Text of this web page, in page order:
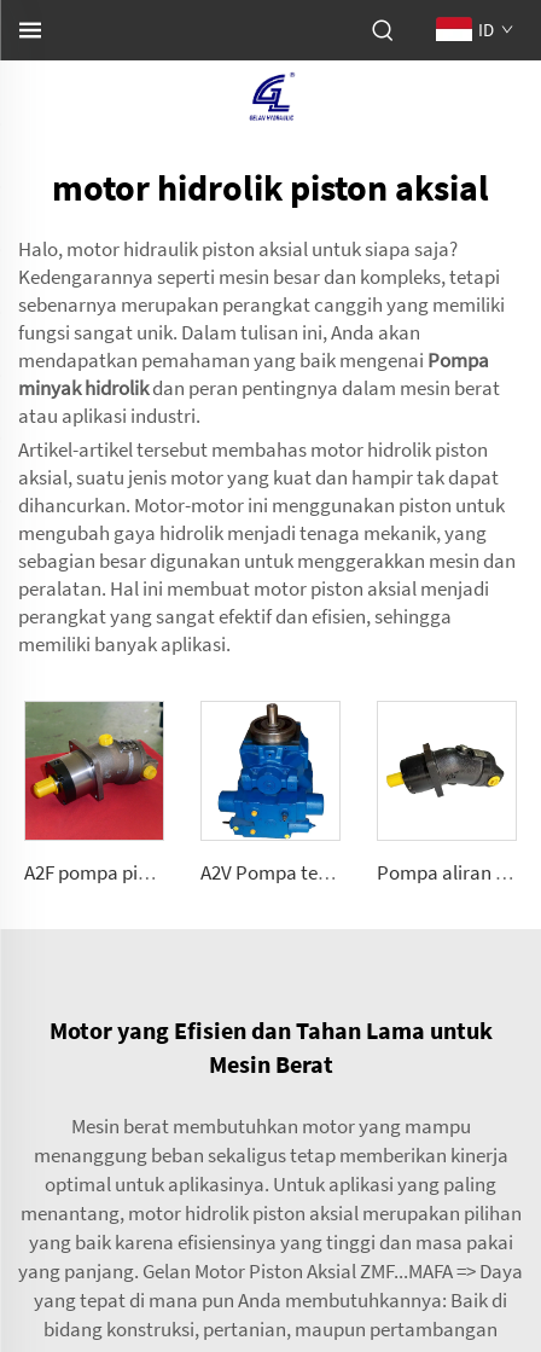
ID
motor hidrolik piston aksial
Halo, motor hidraulik piston aksial untuk siapa saja?
Kedengarannya seperti mesin besar dan kompleks, tetapi
sebenarnya merupakan perangkat canggih yang memiliki
fungsi sangat unik. Dalam tulisan ini, Anda akan
mendapatkan pemahaman yang baik mengenai Pompa
minyak hidrolikdan peran pentingnya dalam mesin berat
atau aplikasi industri.
Artikel-artikel tersebut membahas motor hidrolik piston
aksial, suatu jenis motor yang kuat dan hampir tak dapat
dihancurkan. Motor-motor ini menggunakan piston untuk
mengubah gaya hidrolik menjadi tenaga mekanik, yang
sebagian besar digunakan untuk menggerakkan mesin dan
peralatan. Hal ini membuat motor piston aksial menjadi
perangkat yang sangat efektif dan efisien, sehingga
memiliki banyak aplikasi.
A2F pompa piston aliran tetap untuk hidrolik mobile yang menuntut 2.5, 5, 10, 12, 28 A2V Pompa tekanan tinggi dengan kapasitas variabel 250, 355, 500, 1000 Pompa aliran tetap poliuretan A2FK 2,5, 5, 10, 12, 23, 28, 55, 80, 107(cmᶟ ⁄rev)
Motor yang Efisien dan Tahan Lama untuk
Mesin Berat
Mesin berat membutuhkan motor yang mampu
menanggung beban sekaligus tetap memberikan kinerja
optimal untuk aplikasinya. Untuk aplikasi yang paling
menantang, motor hidrolik piston aksial merupakan pilihan
yang baik karena efisiensinya yang tinggi dan masa pakai
yang panjang. Gelan Motor Piston Aksial ZMF...MAFA => Daya
yang tepat di mana pun Anda membutuhkannya: Baik di
bidang konstruksi, pertanian, maupun pertambangan